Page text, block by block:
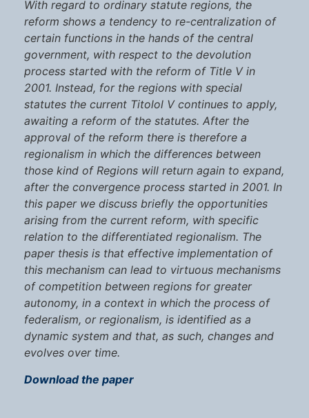
With regard to ordinary statute regions, the
reform shows a tendency to re-centralization of
certain functions in the hands of the central
government, with respect to the devolution
process started with the reform of Title V in
2001. Instead, for the regions with special
statutes the current Titolol V continues to apply,
awaiting a reform of the statutes. After the
approval of the reform there is therefore a
regionalism in which the differences between
those kind of Regions will return again to expand,
after the convergence process started in 2001. In
this paper we discuss briefly the opportunities
arising from the current reform, with specific
relation to the differentiated regionalism. The
paper thesis is that effective implementation of
this mechanism can lead to virtuous mechanisms
of competition between regions for greater
autonomy, in a context in which the process of
federalism, or regionalism, is identified as a
dynamic system and that, as such, changes and
evolves over time.
Download the paper